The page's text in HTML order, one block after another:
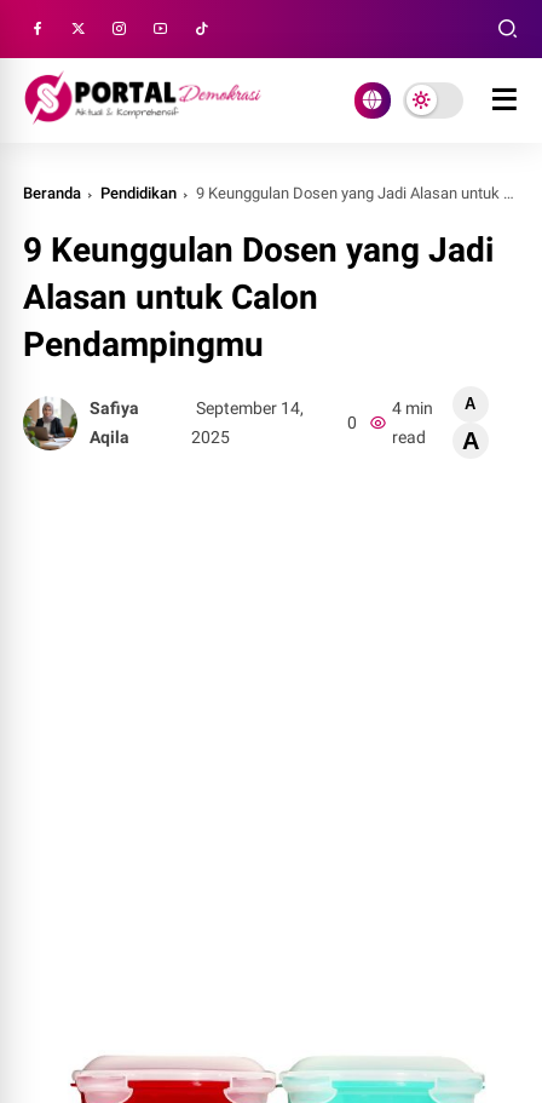
Beranda Pendidikan 9 Keunggulan Dosen yang Jadi Alasan untuk Calon Pendampingmu
9 Keunggulan Dosen yang Jadi
Alasan untuk Calon
Pendampingmu
Safiya
Aqila
September 14,
2025
0
4 min
read
A
A